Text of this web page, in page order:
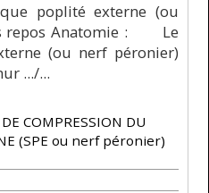
poplité externe (ou
repos Anatomie : Le
(ou nerf péronier)
.../...
COMPRESSION DU
(SPE ou nerf péronier)